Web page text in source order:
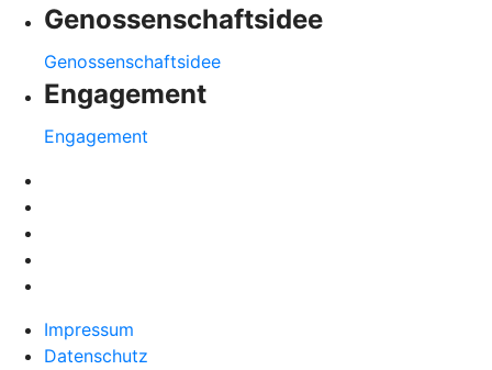
Genossenschaftsidee
Genossenschaftsidee
Engagement
Engagement
Impressum
Datenschutz